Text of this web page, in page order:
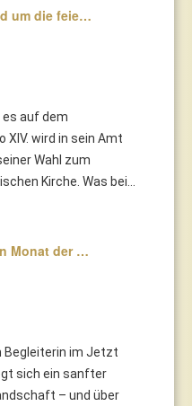
um die feie…
auf dem
wird in sein Amt
Wahl zum
Kirche. Was bei...
Monat der …
Begleiterin im Jetzt
sich ein sanfter
– und über